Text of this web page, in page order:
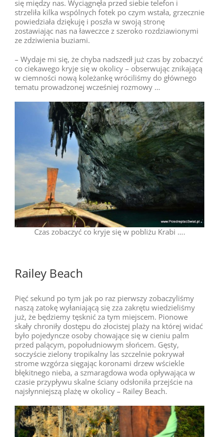
się między nas. Wyciągnęła przed siebie telefon i
strzeliła kilka wspólnych fotek po czym wstała, grzecznie
powiedziała dziękuję i poszła w swoją stronę
zostawiając nas na ławeczce z szeroko rozdziawionymi
ze zdziwienia buziami.
– Wydaje mi się, że chyba nadszedł już czas by zobaczyć
co ciekawego kryje się w okolicy – obserwując znikającą
w ciemności nową koleżankę wróciliśmy do głównego
tematu prowadzonej wcześniej rozmowy …
Czas zobaczyć co kryje się w pobliżu Krabi ….
Railey Beach
Pięć sekund po tym jak po raz pierwszy zobaczyliśmy
naszą zatokę wyłaniającą się zza zakrętu wiedzieliśmy
już, że będziemy tęsknić za tym miejscem. Pionowe
skały chroniły dostępu do złocistej plaży na której widać
było pojedyncze osoby chowające się w cieniu palm
przed palącym, popołudniowym słońcem. Gęsty,
soczyście zielony tropikalny las szczelnie pokrywał
strome wzgórza sięgając koronami drzew wściekle
błękitnego nieba, a szmaragdowa woda opływająca w
czasie przypływu skalne ściany odsłoniła przejście na
najsłynniejszą plażę w okolicy – Railey Beach.